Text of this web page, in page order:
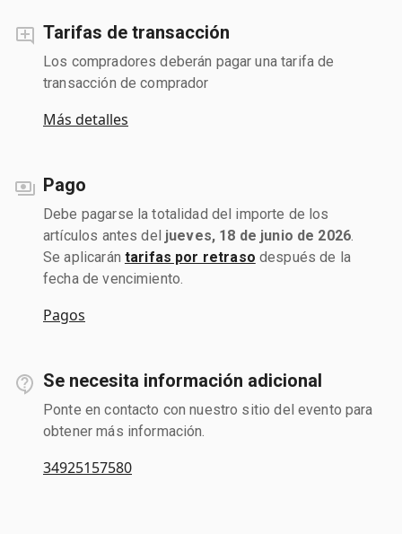
Tarifas de transacción
Los compradores deberán pagar una tarifa de
transacción de comprador
Más detalles
Pago
Debe pagarse la totalidad del importe de los
artículos antes del jueves, 18 de junio de 2026
Se aplicarán tarifas por retraso después de la
fecha de vencimiento.
Pagos
Se necesita información adicional
Ponte en contacto con nuestro sitio del evento para
obtener más información.
34925157580